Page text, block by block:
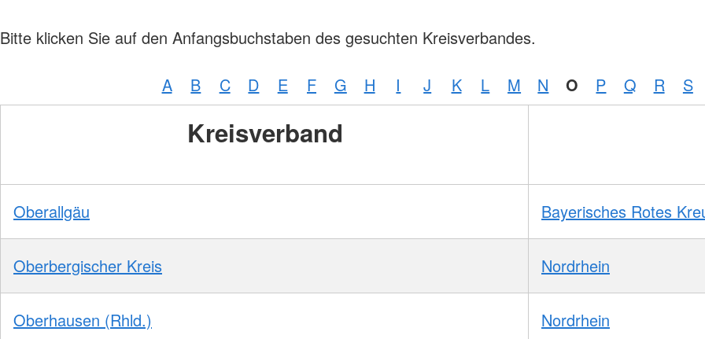
Bitte klicken Sie auf den Anfangsbuchstaben des gesuchten Kreisverbandes.
A B C D E F G H I J K L M N O P Q R S
Kreisverband
Oberallgäu Bayerisches Rotes
Oberbergischer Kreis Nordrhein
Oberhausen (Rhld.) Nordrhein